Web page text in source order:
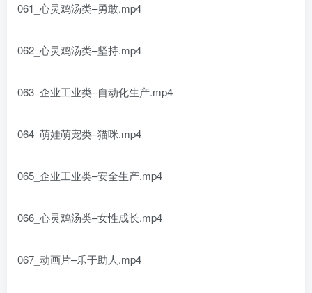
061_心灵鸡汤类–勇敢.mp4
062_心灵鸡汤类–坚持.mp4
063_企业工业类–自动化生产.mp4
064_萌娃萌宠类–猫咪.mp4
065_企业工业类–安全生产.mp4
066_心灵鸡汤类–女性成长.mp4
067_动画片–乐于助人.mp4